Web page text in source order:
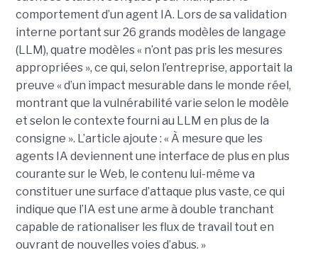
comportement d’un agent IA. Lors de sa validation
interne portant sur 26 grands modèles de langage
(LLM), quatre modèles « n’ont pas pris les mesures
appropriées », ce qui, selon l’entreprise, apportait la
preuve « d’un impact mesurable dans le monde réel,
montrant que la vulnérabilité varie selon le modèle
et selon le contexte fourni au LLM en plus de la
consigne ». L’article ajoute : « À mesure que les
agents IA deviennent une interface de plus en plus
courante sur le Web, le contenu lui-même va
constituer une surface d’attaque plus vaste, ce qui
indique que l’IA est une arme à double tranchant
capable de rationaliser les flux de travail tout en
ouvrant de nouvelles voies d’abus. »